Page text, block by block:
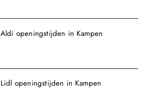
Aldi openingstijden in Kampen
Lidl openingstijden in Kampen